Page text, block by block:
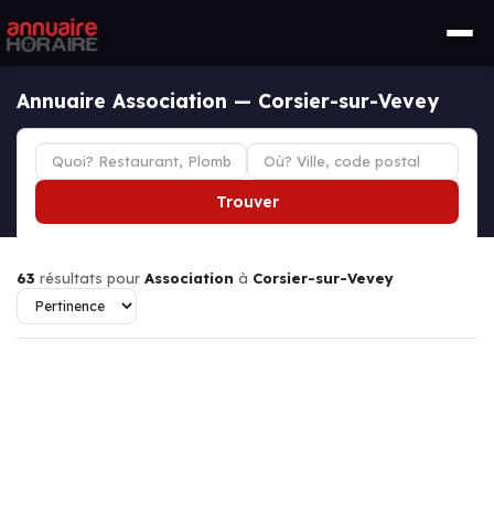
Annuaire Association — Corsier-sur-Vevey
Trouver
63 résultats pour Association à Corsier-sur-Vevey